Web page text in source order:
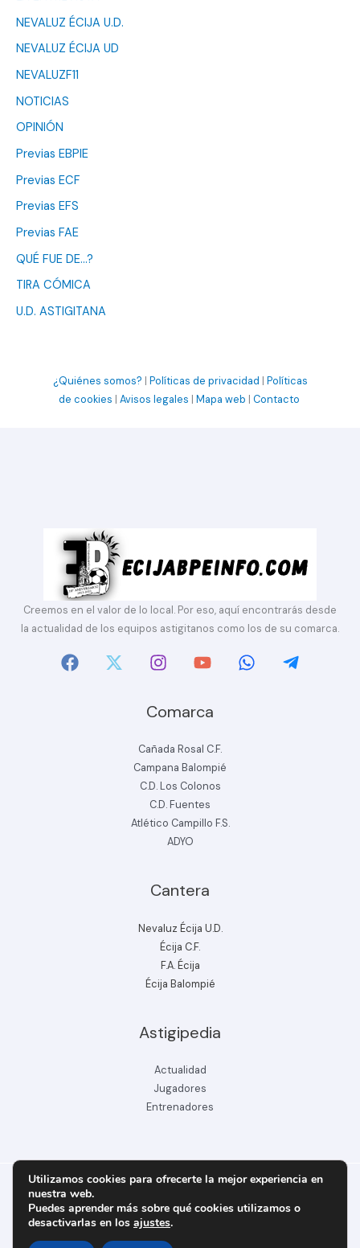
NEVALUZ ÉCIJA U.D.
NEVALUZ ÉCIJA UD
NEVALUZF11
NOTICIAS
OPINIÓN
Previas EBPIE
Previas ECF
Previas EFS
Previas FAE
QUÉ FUE DE…?
TIRA CÓMICA
U.D. ASTIGITANA
¿Quiénes somos? | Políticas de privacidad | Políticas
de cookies | Avisos legales | Mapa web | Contacto
Creemos en el valor de lo local. Por eso, aquí encontrarás desde
la actualidad de los equipos astigitanos como los de su comarca.
Comarca
Cañada Rosal C.F.
Campana Balompié
C.D. Los Colonos
C.D. Fuentes
Atlético Campillo F.S.
ADYO
Cantera
Nevaluz Écija U.D.
Écija C.F.
F.A. Écija
Écija Balompié
Astigipedia
Actualidad
Jugadores
Entrenadores
Copyright © 2026 ecijabpeinfo.com
Utilizamos cookies para ofrecerte la mejor experiencia en
nuestra web.
Puedes aprender más sobre qué cookies utilizamos o
desactivarlas en los ajustes.